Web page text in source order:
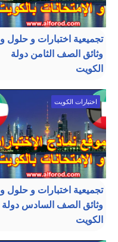
تجميعية اختبارات و حلول و
وثائق الصف الثامن دولة
الكويت
اختبارات الكويت
تجميعية اختبارات و حلول و
وثائق الصف السادس دولة
الكويت